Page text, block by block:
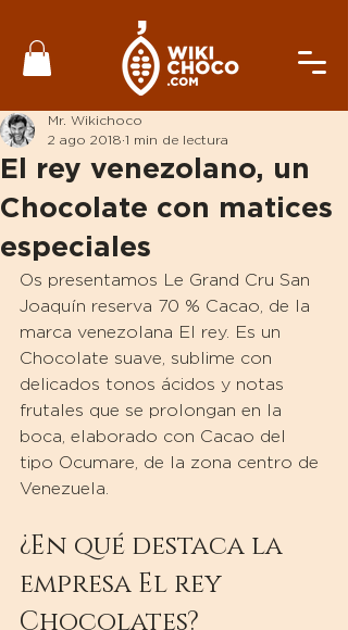
El rey venezolano, un
Chocolate con matices
especiales
Mr. Wikichoco
2 ago 2018 1 min de lectura
Os presentamos Le Grand Cru San
Joaquín reserva 70 % Cacao, de la
marca venezolana El rey. Es un
Chocolate suave, sublime con
delicados tonos ácidos y notas
frutales que se prolongan en la
boca, elaborado con Cacao del
tipo Ocumare, de la zona centro de
Venezuela.
¿En qué destaca la
empresa El rey
Chocolates?